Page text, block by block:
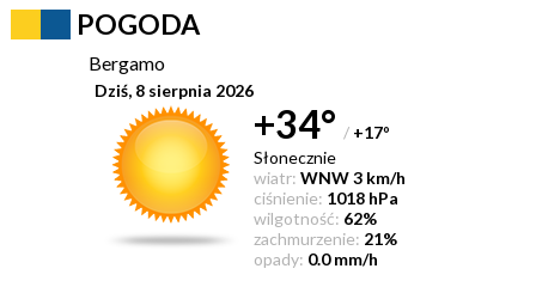
POGODA
Bergamo
Dziś, 8 sierpnia 2026
+34° / +17°
Słonecznie
wiatr: WNW 3 km/h
ciśnienie: 1018 hPa
wilgotność: 62%
zachmurzenie: 21%
opady: 0.0 mm/h